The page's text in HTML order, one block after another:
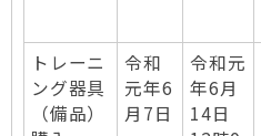
トレーニ
ング器具
（備品）
令和
元年6
月7日
令和元
年6月
14日